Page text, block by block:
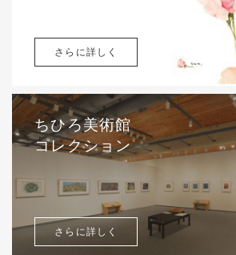
さらに詳しく
ちひろ美術館
コレクション
さらに詳しく